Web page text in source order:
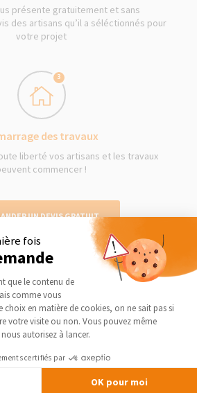
présente gratuitement et sans
des artisans qu’il a séléctionnés pour
votre projet
3
des travaux
liberté vos artisans et les travaux
commencer !
UN DEVIS GRATUIT
conseils et actus
fois
Gestion du
que le contenu de
comme vous
choix en matière de cookies, on ne sait pas si
votre visite ou non. Vous pouvez même
autorisez à lancer.
certifiés par
OK pour moi
consent